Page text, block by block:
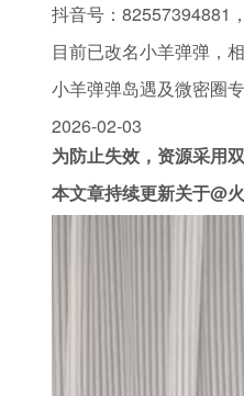
抖音号：82557394881
目前已改名小羊弹弹，
小羊弹弹岛遇及微密圈
2026-02-03
为防止失效，资源采用
本文章持续更新关于@